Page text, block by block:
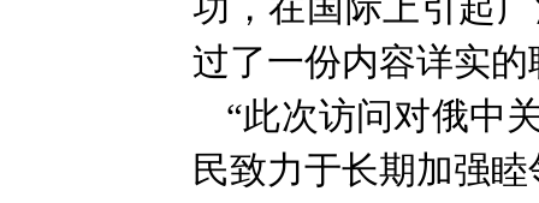
功，在国际上引起
过了一份内容详实
“此次访问对俄中
民致力于长期加强